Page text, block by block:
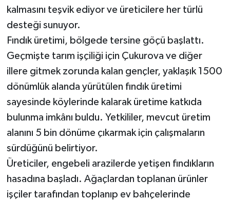
kalmasını teşvik ediyor ve üreticilere her türlü
desteği sunuyor.
Fındık üretimi, bölgede tersine göçü başlattı.
Geçmişte tarım işçiliği için Çukurova ve diğer
illere gitmek zorunda kalan gençler, yaklaşık 1500
dönümlük alanda yürütülen fındık üretimi
sayesinde köylerinde kalarak üretime katkıda
bulunma imkânı buldu. Yetkililer, mevcut üretim
alanını 5 bin dönüme çıkarmak için çalışmaların
sürdüğünü belirtiyor.
Üreticiler, engebeli arazilerde yetişen fındıkların
hasadına başladı. Ağaçlardan toplanan ürünler
işçiler tarafından toplanıp ev bahçelerinde